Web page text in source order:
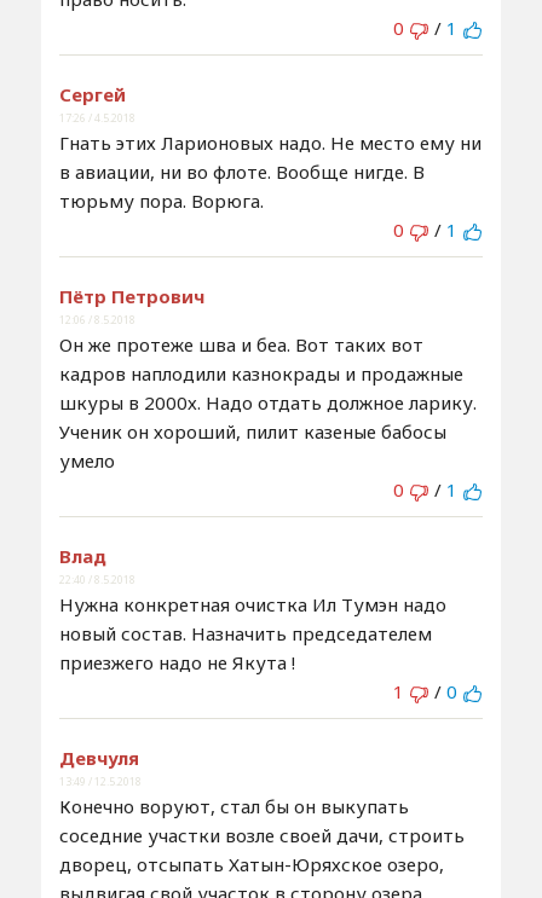
0
/ 1
Сергей
17:26 / 4.5.2018
Гнать этих Ларионовых надо. Не место ему ни
в авиации, ни во флоте. Вообще нигде. В
тюрьму пора. Ворюга.
0
/ 1
Пётр Петрович
12:06 / 8.5.2018
Он же протеже шва и беа. Вот таких вот
кадров наплодили казнокрады и продажные
шкуры в 2000х. Надо отдать должное ларику.
Ученик он хороший, пилит казеные бабосы
умело
0
/ 1
Влад
22:40 / 8.5.2018
Нужна конкретная очистка Ил Тумэн надо
новый состав. Назначить председателем
приезжего надо не Якута !
1
/ 0
Девчуля
13:49 / 12.5.2018
Конечно воруют, стал бы он выкупать
соседние участки возле своей дачи, строить
дворец, отсыпать Хатын-Юряхское озеро,